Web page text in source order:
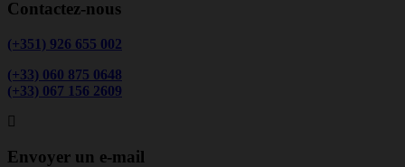
Contactez-nous
(+351) 926 655 002
(+33) 060 875 0648
(+33) 067 156 2609
Envoyer un e-mail